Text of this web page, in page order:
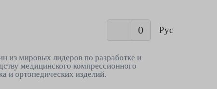
0 Рус
из мировых лидеров по разработке и
медицинского компрессионного
и ортопедических изделий.